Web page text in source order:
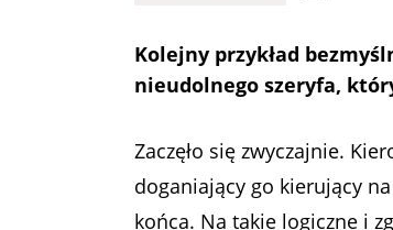
Kolejny przykład
nieudolnego szeryfa,
Zaczęło się zwyczajnie.
doganiający go kierujący
końca. Na takie logiczne i